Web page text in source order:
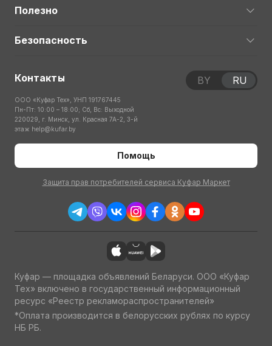
Полезно
Безопасность
Контакты
ООО «Куфар Тех», УНП 191767445
Пн-Пт: 10:00 – 18:00; Сб, Вс: Выходной
220029, г. Минск, ул. Красная 7А-2, 3-й
этаж help@kufar.by
Помощь
Защита прав потребителей сервиса Куфар Маркет
BY RU
Куфар — площадка объявлений Беларуси. ООО «Куфар
Тех» включено в государственный информационный
ресурс «Реестр рекламораспространителей»
*Оплата производится в белорусских рублях по курсу
НБ РБ.